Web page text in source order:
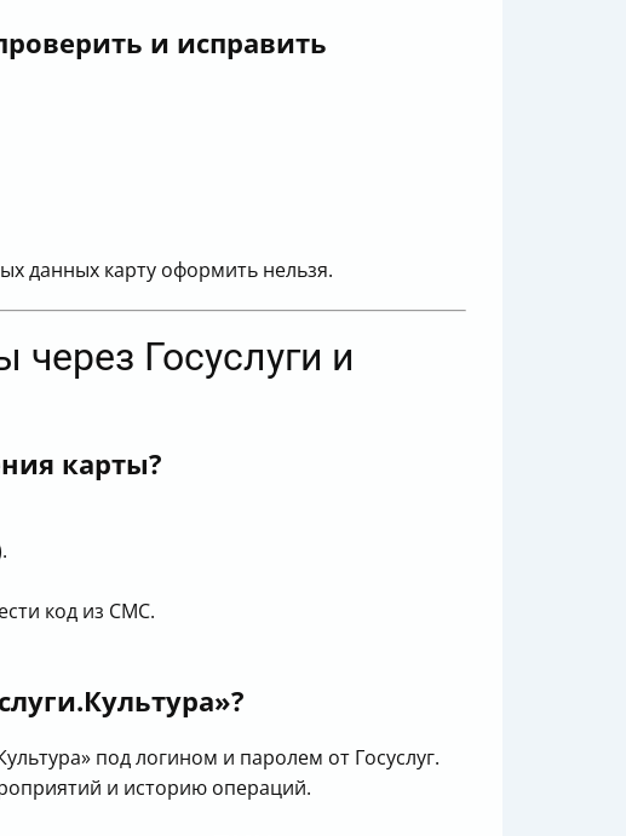
и исправить
данных карту оформить нельзя.
Госуслуги и
карты?
код из СМС.
под логином и паролем от Госуслуг.
и историю операций.